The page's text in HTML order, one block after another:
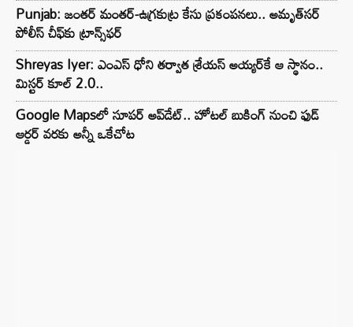
Punjab: జంతర్ మంతర్-ఉగ్రకుట్ర కేసు ప్రకంపనలు.. అమృత్‌సర్
పోలీస్ చీఫ్‌కు ట్రాన్స్‌ఫర్
Shreyas Iyer: ఎంఎస్ ధోని తర్వాత శ్రేయస్ అయ్యర్‌కే ఆ స్థానం..
మిస్టర్ కూల్ 2.0..
Google Mapsలో సూపర్ అప్‌డేట్.. హోటల్ బుకింగ్ నుంచి ఫుడ్
ఆర్డర్ వరకు అన్నీ ఒకేచోట